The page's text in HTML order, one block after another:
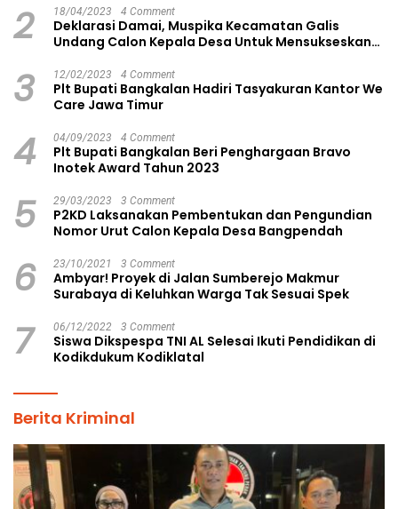
2 18/04/2023 4 Comment
Deklarasi Damai, Muspika Kecamatan Galis
Undang Calon Kepala Desa Untuk Mensukseskan
3 12/02/2023 4 Comment
Plt Bupati Bangkalan Hadiri Tasyakuran Kantor We
Care Jawa Timur
4 04/09/2023 4 Comment
Plt Bupati Bangkalan Beri Penghargaan Bravo
Inotek Award Tahun 2023
5 29/03/2023 3 Comment
P2KD Laksanakan Pembentukan dan Pengundian
Nomor Urut Calon Kepala Desa Bangpendah
6 23/10/2021 3 Comment
Ambyar! Proyek di Jalan Sumberejo Makmur
Surabaya di Keluhkan Warga Tak Sesuai Spek
7 06/12/2022 3 Comment
Siswa Dikspespa TNI AL Selesai Ikuti Pendidikan di
Kodikdukum Kodiklatal
Berita Kriminal